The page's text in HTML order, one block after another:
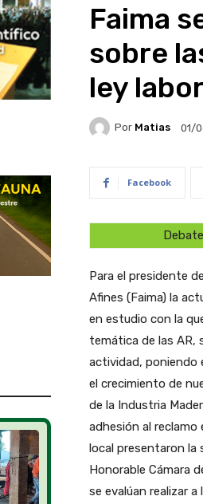
Faima
sobre
ley
Por Matias 01/
Facebook
Para el presidente
Afines (Faima) la
en estudio con la
temática de las AR,
actividad, poniendo
el crecimiento de
de la Industria
adhesión al
local presentaron la
Honorable Cámara
se evalúan realizar